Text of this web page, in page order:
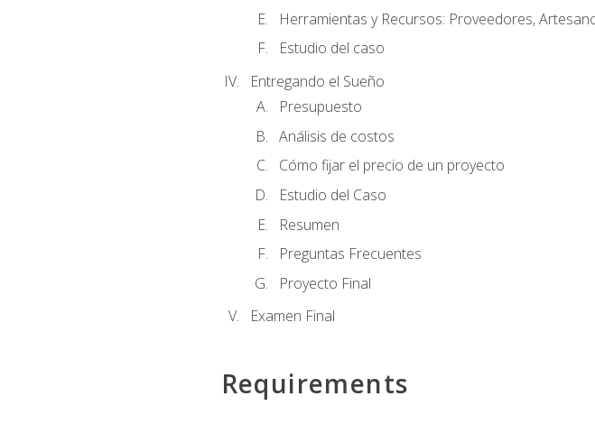
Herramientas y Recursos: Proveedores,
Estudio del caso
Entregando el Sueño
Presupuesto
Análisis de costos
Cómo fijar el precio de un proyecto
Estudio del Caso
Resumen
Preguntas Frecuentes
Proyecto Final
Examen Final
Requirements